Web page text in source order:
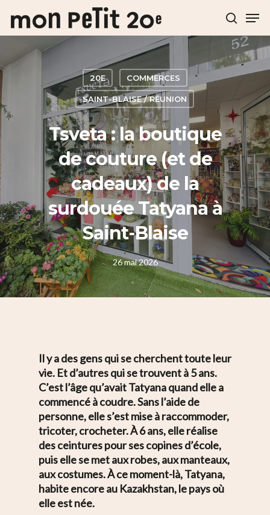
Hit enter to search or ESC to close
20E COMMERCES
SAINT-BLAISE / RÉUNION
Tsveta : la boutique
de couture (et de
cadeaux) de la
surdouée Tatyana à
Saint-Blaise
26 mai 2026
Il y a des gens qui se cherchent toute leur
vie. Et d’autres qui se trouvent à 5 ans.
C’est l’âge qu’avait Tatyana quand elle a
commencé à coudre. Sans l’aide de
personne, elle s’est mise à raccommoder,
tricoter, crocheter. À 6 ans, elle réalise
des ceintures pour ses copines d’école,
puis elle se met aux robes, aux manteaux,
aux costumes. À ce moment-là, Tatyana,
habite encore au Kazakhstan, le pays où
elle est née.